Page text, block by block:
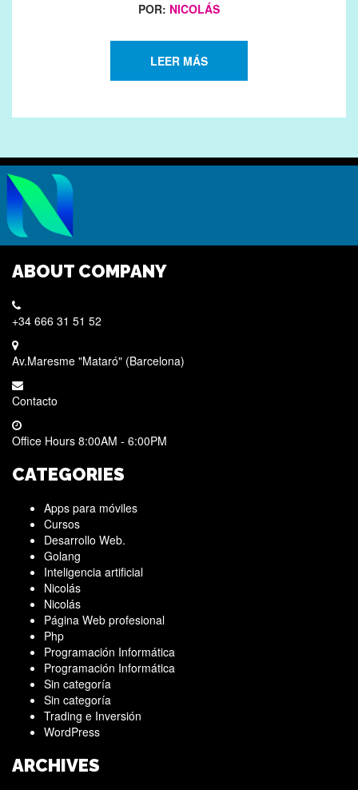
POR: NICOLÁS
LEER MÁS
ABOUT COMPANY
+34 666 31 51 52
Av.Maresme "Mataró" (Barcelona)
Contacto
Office Hours 8:00AM - 6:00PM
CATEGORIES
Apps para móviles
Cursos
Desarrollo Web.
Golang
Inteligencia artificial
Nicolás
Nicolás
Página Web profesional
Php
Programación Informática
Programación Informática
Sin categoría
Sin categoría
Trading e Inversión
WordPress
ARCHIVES